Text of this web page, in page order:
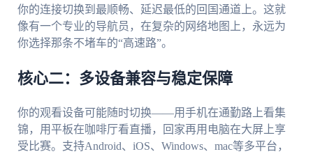
你的连接切换到最顺畅、延迟最低的回国通道上。这就
像有一个专业的导航员，在复杂的网络地图上，永远为
你选择那条不堵车的“高速路”。
核心二：多设备兼容与稳定保障
你的观看设备可能随时切换——用手机在通勤路上看集
锦，用平板在咖啡厅看直播，回家再用电脑在大屏上享
受比赛。支持Android、iOS、Windows、mac等多平台，